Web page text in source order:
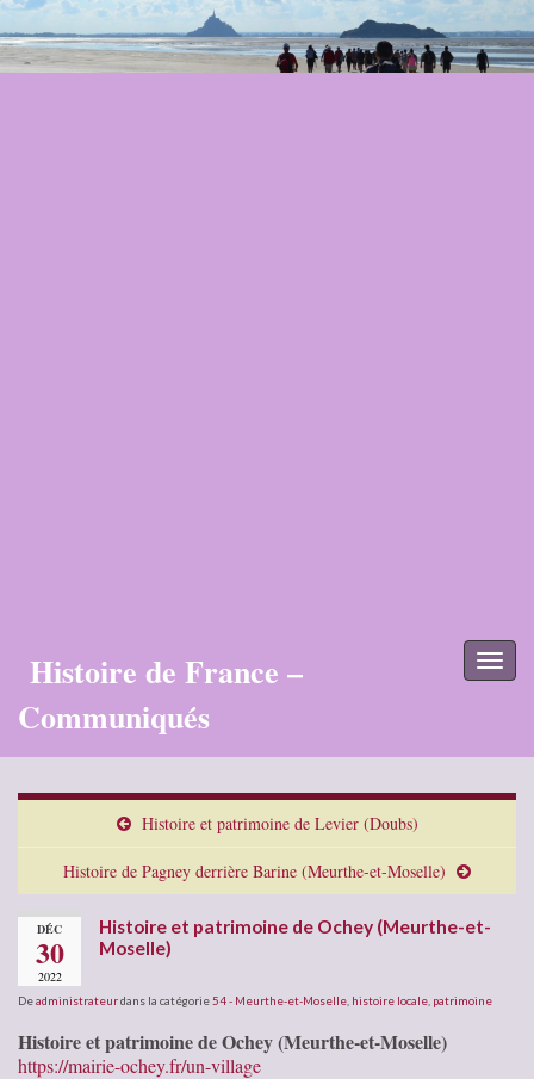
Histoire de France –
Communiqués
Histoire et patrimoine de Levier (Doubs)
Histoire de Pagney derrière Barine (Meurthe-et-Moselle)
DÉC
30
2022
Histoire et patrimoine de Ochey (Meurthe-et-
Moselle)
Deadministrateurdans la catégorie 54 - Meurthe-et-Moselle histoire locale patrimoine
Histoire et patrimoine de Ochey (Meurthe-et-Moselle)
https://mairie-ochey.fr/un-village